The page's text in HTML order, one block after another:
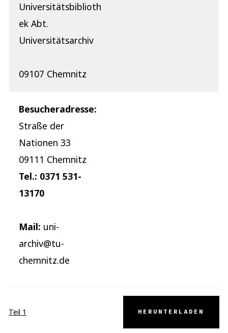
Universitätsbiblioth
ek Abt.
Universitätsarchiv
09107 Chemnitz
Besucheradresse:
Straße der
Nationen 33
09111 Chemnitz
Tel.: 0371 531-
13170
Mail: uni-
archiv@tu-
chemnitz.de
Teil 1 HERUNTERLADEN